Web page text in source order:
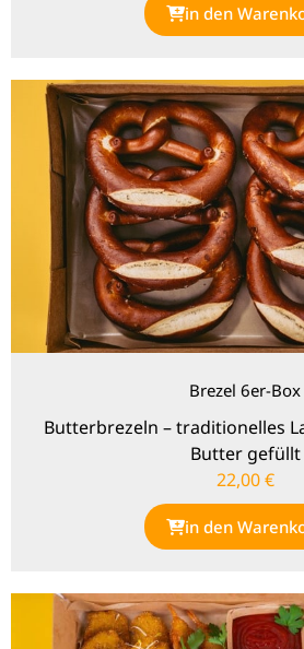
in den
Brezel 6er-Box
Butterbrezeln – traditionelles
Butter gefüllt
22,00€
in den